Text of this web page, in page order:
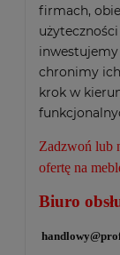
firmach,
chronimy
krok w
Zadzwoń lub
ofertę na
Biuro